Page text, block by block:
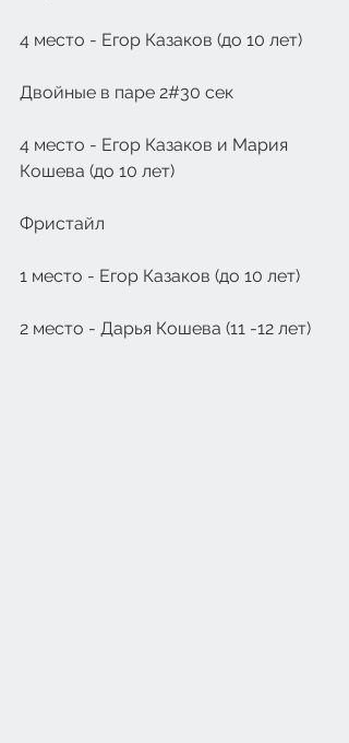
4 место - Егор Казаков (до 10 лет)
Двойные в паре 2#30 сек
4 место - Егор Казаков и Мария
Кошева (до 10 лет)
Фристайл
1 место - Егор Казаков (до 10 лет)
2 место - Дарья Кошева (11 -12 лет)